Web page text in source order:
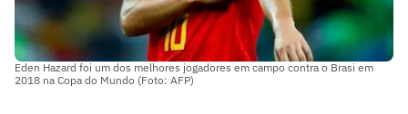
Eden Hazard foi um dos melhores jogadores em campo contra o Brasi em
2018 na Copa do Mundo (Foto: AFP)